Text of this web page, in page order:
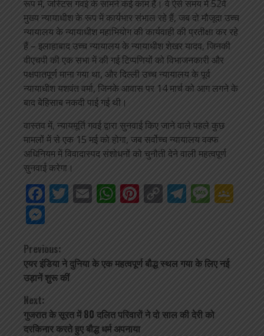
रूप में, जस्टिस गवई के सामने कई काम हैं। वे ऐसे समय में 52वें
मुख्य न्यायाधीश के रूप में कार्यभार संभाल रहे हैं, जब दो मौजूदा उच्च
न्यायालय के न्यायाधीश महाभियोग की कार्यवाही की प्रतीक्षा कर रहे
हैं – इलाहाबाद उच्च न्यायालय के न्यायाधीश शेखर यादव, जिनकी
वीएचपी की एक सभा में की गई टिप्पणियों को विभाजनकारी और
पक्षपातपूर्ण माना गया था, और दिल्ली उच्च न्यायालय के पूर्व
न्यायाधीश यशवंत वर्मा, जिनके आवास पर 14 मार्च को आग लगने के
बाद बेहिसाब नकदी पाई गई थी।
वास्तव में, न्यायमूर्ति गवई द्वारा सुनवाई किए जाने वाले पहले कुछ
मामलों में से एक 15 मई को होगा, जब सर्वोच्च न्यायालय वक्फ
अधिनियम में विवादास्पद संशोधनों को चुनौती देने वाली महत्वपूर्ण
सुनवाई करेगा।
Facebook
Twitter
EmailWhatsApp
Pinterest
Copy
Continue
Reading
Previous:
एयर इंडिया ने दुनिया के एक महत्वपूर्ण बौद्ध स्थल गया के लिए नई
उड़ानें शुरू कीं
Next:
गुजरात के सूरत में 80 दलित परिवारों ने दो साल की देरी को
दरकिनार करते हुए बौद्ध धर्म अपनाया